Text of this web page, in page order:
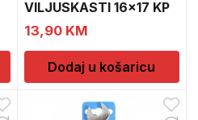
VILJUSKASTI 16×17 KP
13,90 KM
Dodaj u košaricu